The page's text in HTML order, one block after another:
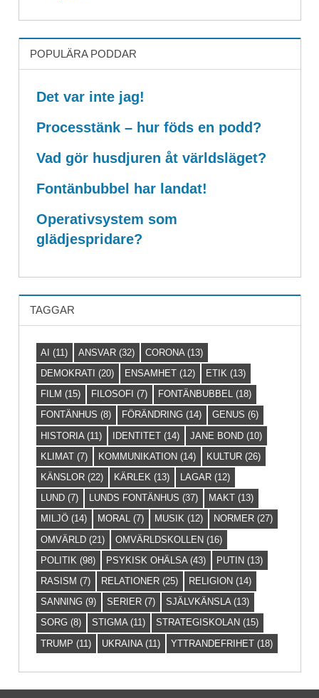
POPULÄRA PODDAR
Det var inte jag!
Processtänk – hur föds en podd?
Vad gör husdjuren åt världsläget?
Fontänbubbel har landat!
Operativsystem som
glädjespridare?
TAGGAR
AI (11) ANSVAR (32) CORONA (13)
DEMOKRATI (20) ENSAMHET (12) ETIK (13)
FILM (15) FILOSOFI (7) FONTÄNBUBBEL (18)
FONTÄNHUS (8) FÖRÄNDRING (14) GENUS (6)
HISTORIA (11) IDENTITET (14) JANE BOND (10)
KLIMAT (7) KOMMUNIKATION (14) KULTUR (26)
KÄNSLOR (22) KÄRLEK (13) LAGAR (12)
LUND (7) LUNDS FONTÄNHUS (37) MAKT (13)
MILJÖ (14) MORAL (7) MUSIK (12) NORMER (27)
OMVÄRLD (21) OMVÄRLDSKOLLEN (16)
POLITIK (98) PSYKISK OHÄLSA (43) PUTIN (13)
RASISM (7) RELATIONER (25) RELIGION (14)
SANNING (9) SERIER (7) SJÄLVKÄNSLA(13)
SORG (8) STIGMA(11) STRATEGISKOLAN (15)
TRUMP (11) UKRAINA (11) YTTRANDEFRIHET (18)